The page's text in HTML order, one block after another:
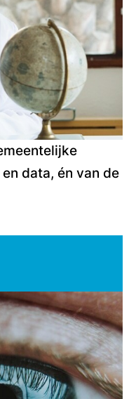
data, én van de